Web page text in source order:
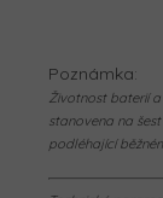
Poznámka:
Životnost baterií
stanovena na
podléhající